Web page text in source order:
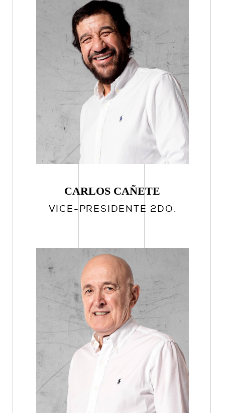
CARLOS CAÑETE
VICE-PRESIDENTE 2DO.